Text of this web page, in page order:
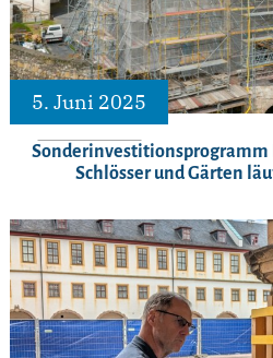
5. Juni 2025
Sonderinvestitionsprogramm
Schlösser und Gärten